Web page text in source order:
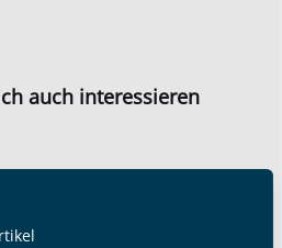
auch interessieren